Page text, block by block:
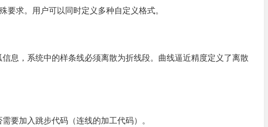
要求。用户可以同时定义多种自定义格式。
息，系统中的样条线必须离散为折线段。曲线逼近精度定义了离散
要加入跳步代码（连线的加工代码）。